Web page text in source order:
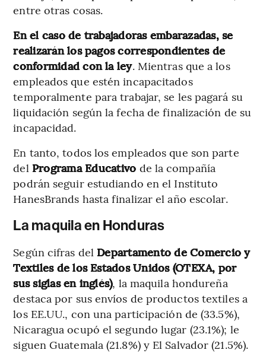
entre otras cosas.
En el caso de trabajadoras embarazadas, se
realizarán los pagos correspondientes de
conformidad con la ley. Mientras que a los
empleados que estén incapacitados
temporalmente para trabajar, se les pagará su
liquidación según la fecha de finalización de su
incapacidad.
En tanto, todos los empleados que son parte
delPrograma Educativo de la compañía
podrán seguir estudiando en el Instituto
HanesBrands hasta finalizar el año escolar.
La maquila en Honduras
Según cifras del Departamento de Comercio y
Textiles de los Estados Unidos (OTEXA, por
sus siglas en inglés), la maquila hondureña
destaca por sus envíos de productos textiles a
los EE.UU., con una participación de (33.5%),
Nicaragua ocupó el segundo lugar (23.1%); le
siguen Guatemala (21.8%) y El Salvador (21.5%).